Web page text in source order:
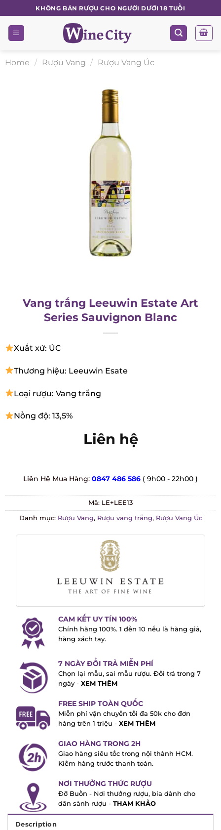
to
content
KHÔNG BÁN RƯỢU CHO NGƯỜI DƯỚI 18 TUỔI
Home / Rượu Vang / Rượu Vang Úc
Vang trắng Leeuwin Estate Art
Series Sauvignon Blanc
Xuất xứ: ÚC
Thương hiệu: Leeuwin Esate
Loại rượu: Vang trắng
Nồng độ: 13,5%
Liên hệ
Liên Hệ Mua Hàng:0847 486 586 ( 9h00 - 22h00 )
Mã:LE+LEE13
Danh mục:Rượu Vang,Rượu vang trắng,Rượu Vang Úc
CAM KẾT UY TÍN 100%
Chính hãng 100%. 1 đền 10 nếu là hàng
giả, hàng xách tay.
7 NGÀY ĐỔI TRẢ MIỄN PHÍ
Chọn lại mẫu, sai mẫu rượu. Đổi trả trong
7 ngày -XEM THÊM
FREE SHIP TOÀN QUỐC
Miễn phí vận chuyển tối đa 50k cho đơn
hàng trên 1 triệu -
XEM THÊM
GIAO HÀNG TRONG 2H
Giao hàng siêu tốc trong nội thành HCM.
Kiểm hàng trước thanh toán.
NƠI THƯỞNG THỨC RƯỢU
Đỡ Buồn - Nơi thưởng rượu, bia dành cho
dân sành rượu -
THAM KHẢO
Description